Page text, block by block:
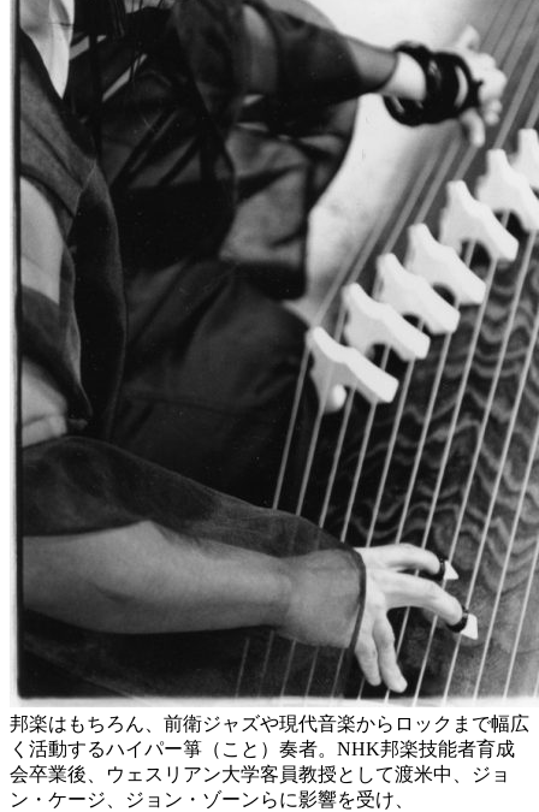
邦楽はもちろん、前衛ジャズや現代音楽からロックまで幅広
く活動するハイパー箏（こと）奏者。NHK邦楽技能者育成
会卒業後、ウェスリアン大学客員教授として渡米中、ジョ
ン・ケージ、ジョン・ゾーンらに影響を受け、